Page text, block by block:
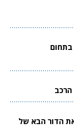
בתחום
הרכב
הדור הבא של